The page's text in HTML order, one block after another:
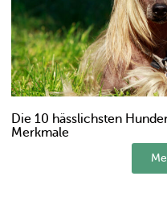
Die 10 hässlichsten
Merkmale